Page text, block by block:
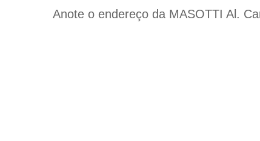
Anote o endereço da MASOTTI Al.